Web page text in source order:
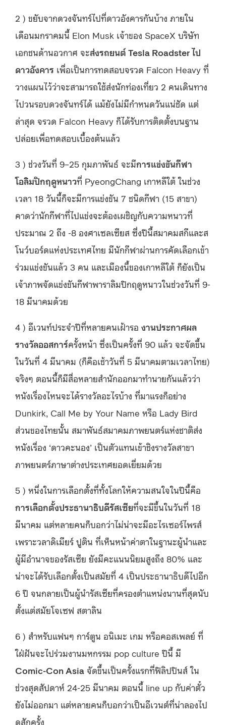
2 ) ขยับจากดวงจันทร์ไปที่ดาวอังคารกันบ้าง ภายใน
เดือนมกราคมนี้ Elon Musk เจ้าของ SpaceX บริษัท
เอกชนด้านอวกาศ จะส่งรถยนต์ Tesla Roadster ไป
ดาวอังคาร เพื่อเป็นการทดสอบจรวด Falcon Heavy ที่
วางแผนไว้ว่าจะสามารถใช้ส่งนักท่องเที่ยว 2 คนเดินทาง
ไปวนรอบดวงจันทร์ได้ แม้ยังไม่มีกำหนดวันแน่ชัด แต่
ล่าสุด จรวด Falcon Heavy ก็ได้รับการติดตั้งบนฐาน
ปล่อยเพื่อทดสอบเบื้องต้นแล้ว
3 ) ช่วงวันที่ 9–25 กุมภาพันธ์ จะมีการแข่งขันกีฬา
โอลิมปิกฤดูหนาวที่ PyeongChang เกาหลีใต้ ในช่วง
เวลา 18 วันนี้ก็จะมีการแข่งขัน 7 ชนิดกีฬา (15 สาขา)
คาดว่านักกีฬาที่ไปแข่งจะต้องเผชิญกับความหนาวที่
ประมาณ 2 ถึง -8 องศาเซลเซียส ซึ่งปีนี้สมาคมสกีและส
โนว์บอร์ดแห่งประเทศไทย มีนักกีฬาผ่านการคัดเลือกเข้า
ร่วมแข่งขันแล้ว 3 คน และเมืองนี้ของเกาหลีใต้ ก็ยังเป็น
เจ้าภาพจัดแข่งขันกีฬาพาราลิมปิกฤดูหนาวในช่วงวันที่ 9-
18 มีนาคมด้วย
4 ) อีเวนท์ประจำปีที่หลายคนเฝ้ารอ งานประกาศผล
รางวัลออสการ์ครั้งหน้า ซึ่งเป็นครั้งที่ 90 แล้ว จะจัดขึ้น
ในวันที่ 4 มีนาคม (ก็คือเช้าวันที่ 5 มีนาคมตามเวลาไทย)
จริงๆ ตอนนี้ก็มีสื่อหลายสำนักออกมาทำนายกันแล้วว่า
หนังเรื่องไหนจะได้รางวัลอะไรบ้าง ที่มาแรงก็อย่าง
Dunkirk, Call Me by Your Name หรือ Lady Bird
ส่วนของไทยนั้น สมาพันธ์สมาคมภาพยนตร์แห่งชาติส่ง
หนังเรื่อง ‘ดาวคะนอง’ เป็นตัวแทนเข้าชิงรางวัลสาขา
ภาพยนตร์ภาษาต่างประเทศยอดเยี่ยมด้วย
5 ) หนึ่งในการเลือกตั้งที่ทั้งโลกให้ความสนใจในปีนี้คือ
การเลือกตั้งประธานาธิบดีรัสเซียที่จะมีขึ้นในวันที่ 18
มีนาคม แต่หลายคนก็บอกว่าไม่น่าจะมีอะไรเซอร์ไพรส์
เพราะวลาดิเมียร์ ปูติน ที่เห็นหน้าค่าตาในฐานะผู้นำและ
ผู้มีอำนาจของรัสเซีย ยังมีคะแนนนิยมสูงถึง 80% และ
น่าจะได้รับเลือกตั้งเป็นสมัยที่ 4 เป็นประธานาธิบดีไปอีก
6 ปี จนกลายเป็นผู้นำรัสเซียที่ครองตำแหน่งนานที่สุดนับ
ตั้งแต่สมัยโจเซฟ สตาลิน
6 ) สำหรับแฟนๆ การ์ตูน อนิเมะ เกม หรือคอสเพลย์ ที่
ใฝ่ฝันจะไปร่วมงานมหกรรม pop culture ปีนี้ มี
Comic-Con Asia จัดขึ้นเป็นครั้งแรกที่ฟิลิปปินส์ ใน
ช่วงสุดสัปดาห์ 24-25 มีนาคม ตอนนี้ line up กับค่าตั๋ว
ยังไม่ออกมา แต่หลายคนก็บอกว่าเป็นอีเวนต์ที่น่าลองไป
ดูสักครั้ง